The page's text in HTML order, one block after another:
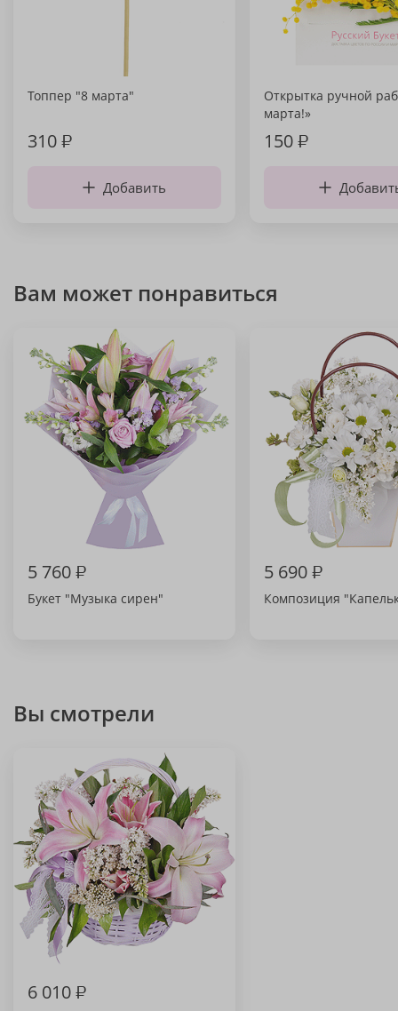
Топпер "8 марта"
310₽
Добавить
Открытка ручной
марта!»
150₽
Вам может понравиться
5 760₽
Букет "Музыка сирен"
5 690₽
Композиция
Вы смотрели
6 010₽